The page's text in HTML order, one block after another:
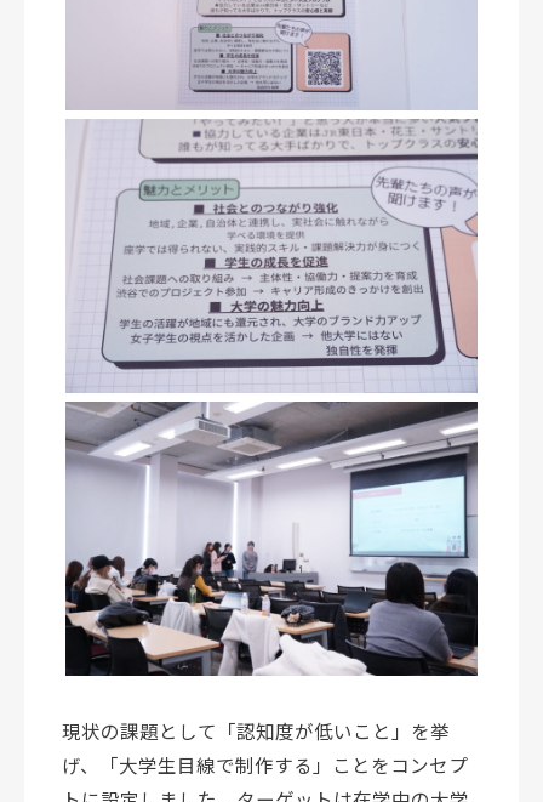
現状の課題として「認知度が低いこと」を挙
げ、「大学生目線で制作する」ことをコンセプ